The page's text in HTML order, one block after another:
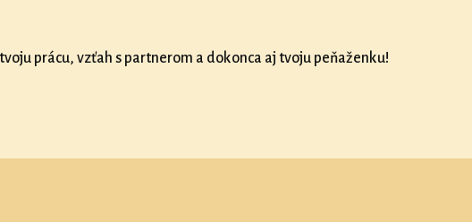
prácu, vzťah s partnerom a dokonca aj tvoju peňaženku!